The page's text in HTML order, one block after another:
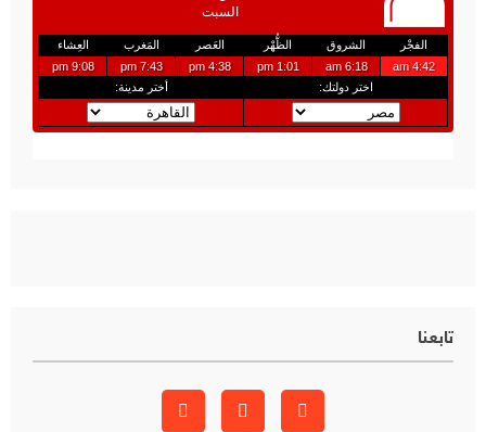
تابعنا